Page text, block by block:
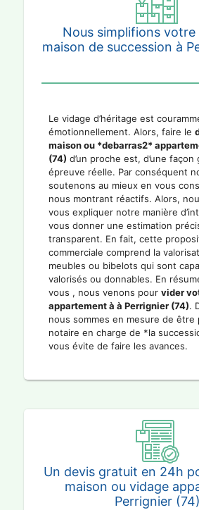
Nous simplifions votre
maison de succession à
Le vidage d’héritage est
émotionnellement. Alors, faire le
maison ou *debarras2*
(74) d’un proche est, d’une
épreuve réelle. Par conséquent
soutenons au mieux en vous
nous montrant réactifs. Alors,
vous expliquer notre manière
vous donner une estimation
transparent. En fait, cette
commerciale comprend la
meubles ou bibelots qui sont
valorisés ou donnables. En
vous , nous venons pour vider
appartement à à Perrignier (74).
nous sommes en mesure de être
notaire en charge de *la
vous évite de faire les avances.
Un devis gratuit en 24h
maison ou vidage
Perrignier (74)